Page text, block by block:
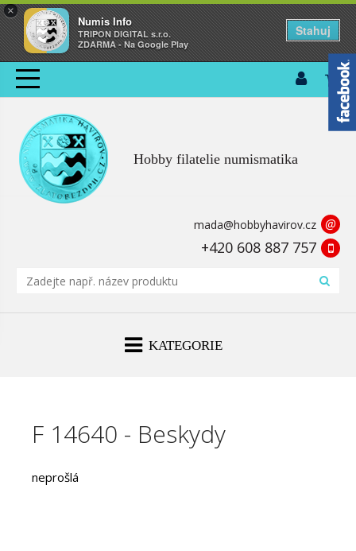
×
Numis Info
TRIPON DIGITAL s.r.o.
ZDARMA - Na Google Play
Stahuj
Hobby filatelie numismatika
mada@hobbyhavirov.cz @
+420 608 887 757
KATEGORIE
F 14640 - Beskydy
neprošlá